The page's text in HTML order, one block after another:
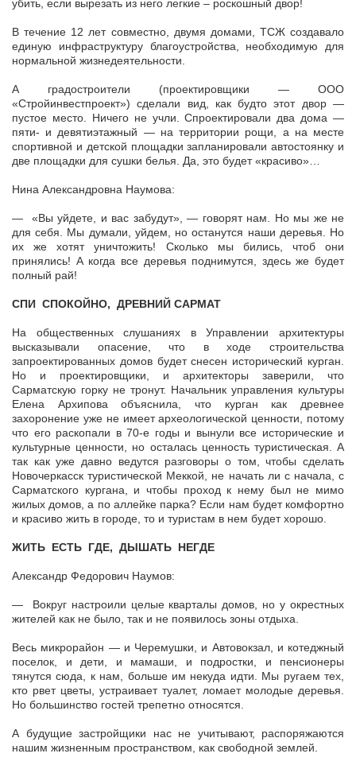
убить, если вырезать из него легкие – роскошный двор!
В течение 12 лет совместно, двумя домами, ТСЖ создавало
единую инфраструктуру благоустройства, необходимую для
нормальной жизнедеятельности.
А градостроители (проектировщики — ООО
«Стройинвестпроект») сделали вид, как будто этот двор —
пустое место. Ничего не учли. Спроектировали два дома —
пяти- и девятиэтажный — на территории рощи, а на месте
спортивной и детской площадки запланировали автостоянку и
две площадки для сушки белья. Да, это будет «красиво»…
Нина Александровна Наумова:
— «Вы уйдете, и вас забудут», — говорят нам. Но мы же не
для себя. Мы думали, уйдем, но останутся наши деревья. Но
их же хотят уничтожить! Сколько мы бились, чтоб они
принялись! А когда все деревья поднимутся, здесь же будет
полный рай!
СПИ СПОКОЙНО, ДРЕВНИЙ САРМАТ
На общественных слушаниях в Управлении архитектуры
высказывали опасение, что в ходе строительства
запроектированных домов будет снесен исторический курган.
Но и проектировщики, и архитекторы заверили, что
Сарматскую горку не тронут. Начальник управления культуры
Елена Архипова объяснила, что курган как древнее
захоронение уже не имеет археологической ценности, потому
что его раскопали в 70-е годы и вынули все исторические и
культурные ценности, но осталась ценность туристическая. А
так как уже давно ведутся разговоры о том, чтобы сделать
Новочеркасск туристической Меккой, не начать ли с начала, с
Сарматского кургана, и чтобы проход к нему был не мимо
жилых домов, а по аллейке парка? Если нам будет комфортно
и красиво жить в городе, то и туристам в нем будет хорошо.
ЖИТЬ ЕСТЬ ГДЕ, ДЫШАТЬ НЕГДЕ
Александр Федорович Наумов:
— Вокруг настроили целые кварталы домов, но у окрестных
жителей как не было, так и не появилось зоны отдыха.
Весь микрорайон — и Черемушки, и Автовокзал, и котеджный
поселок, и дети, и мамаши, и подростки, и пенсионеры
тянутся сюда, к нам, больше им некуда идти. Мы ругаем тех,
кто рвет цветы, устраивает туалет, ломает молодые деревья.
Но большинство гостей трепетно относятся.
А будущие застройщики нас не учитывают, распоряжаются
нашим жизненным пространством, как свободной землей.